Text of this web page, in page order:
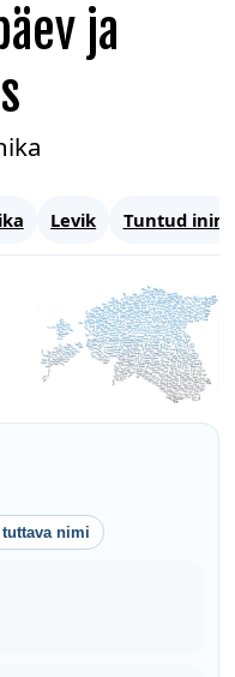
ja
Levik Tuntud
nimi